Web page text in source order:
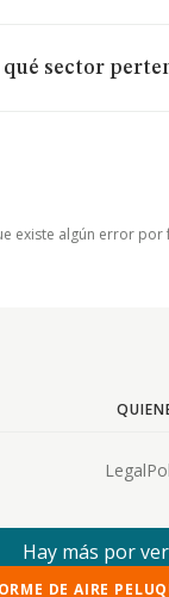
qué sector
existe algún error
Legal
Hay más por ver
DE AIRE